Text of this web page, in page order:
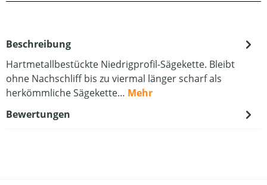
Beschreibung
Hartmetallbestückte Niedrigprofil-Sägekette. Bleibt
ohne Nachschliff bis zu viermal länger scharf als
herkömmliche Sägekette… Mehr
Bewertungen